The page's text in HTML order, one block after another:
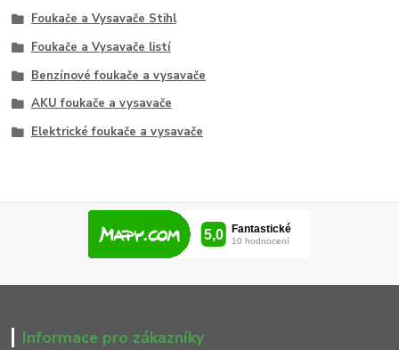
Foukače a Vysavače Stihl
Foukače a Vysavače listí
Benzínové foukače a vysavače
AKU foukače a vysavače
Elektrické foukače a vysavače
Informace pro zákazníky